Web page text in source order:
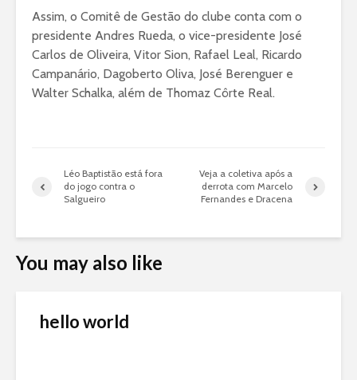
Assim, o Comitê de Gestão do clube conta com o
presidente Andres Rueda, o vice-presidente José
Carlos de Oliveira, Vitor Sion, Rafael Leal, Ricardo
Campanário, Dagoberto Oliva, José Berenguer e
Walter Schalka, além de Thomaz Côrte Real.
Léo Baptistão está fora
do jogo contra o
Salgueiro
Veja a coletiva após a
derrota com Marcelo
Fernandes e Dracena
You may also like
hello world